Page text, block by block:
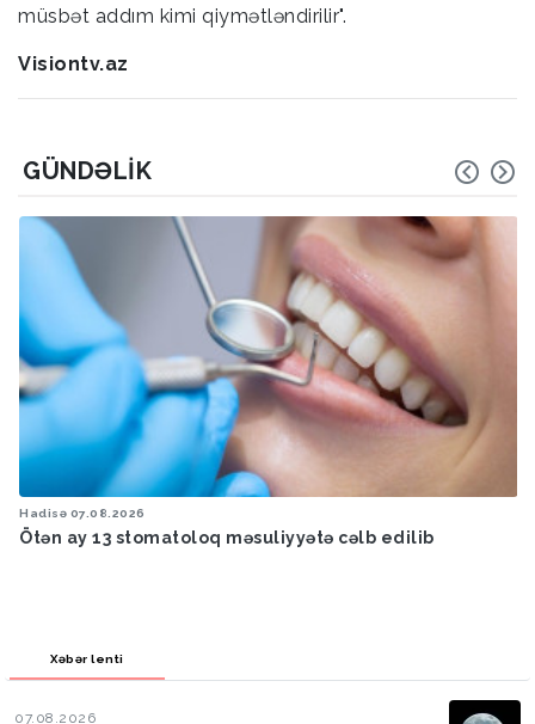
müsbət addım kimi qiymətləndirilir".
Visiontv.az
GÜNDƏLIK
Hadisə 07.08.2026
Ötən ay 13 stomatoloq məsuliyyətə cəlb edilib
Xəbər lenti
07.08.2026